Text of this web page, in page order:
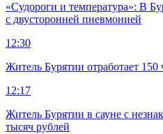
«Судороги и температура»: В
с двусторонней пневмонией
12:30
Житель Бурятии отработает
12:17
Житель Бурятии в сауне с
тысяч рублей